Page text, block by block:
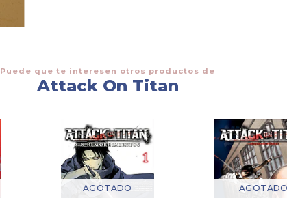
Puede que te interesen otros productos de
Attack On Titan
AGOTADO AGOTADO